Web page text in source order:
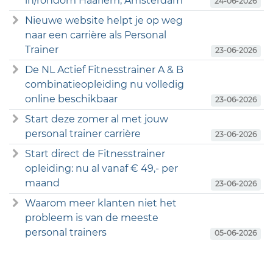
Nieuwe website helpt je op weg
naar een carrière als Personal
Trainer
23-06-2026
De NL Actief Fitnesstrainer A & B
combinatieopleiding nu volledig
online beschikbaar
23-06-2026
Start deze zomer al met jouw
personal trainer carrière
23-06-2026
Start direct de Fitnesstrainer
opleiding: nu al vanaf € 49,- per
maand
23-06-2026
Waarom meer klanten niet het
probleem is van de meeste
personal trainers
05-06-2026